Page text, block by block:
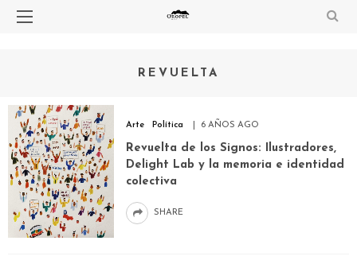
REVUELTA
Arte Política 6 AÑOS AGO
Revuelta de los Signos: Ilustradores,
Delight Lab y la memoria e identidad
colectiva
SHARE